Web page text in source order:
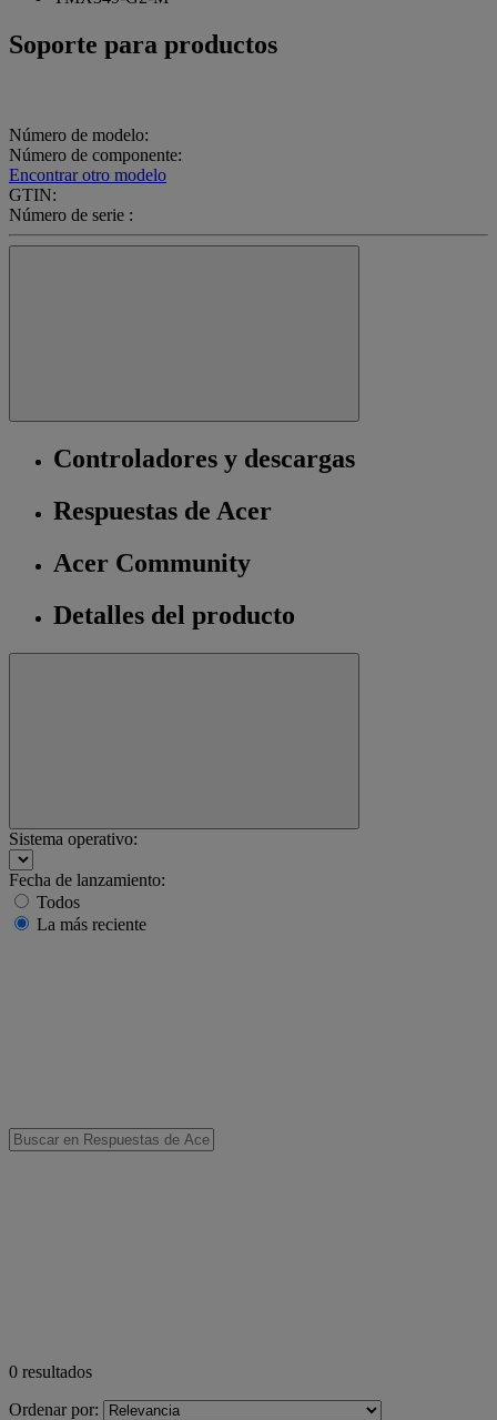
Soporte para productos
Número de modelo:
Número de componente:
Encontrar otro modelo
GTIN:
Número de serie :
Controladores y descargas
Respuestas de Acer
Acer Community
Detalles del producto
Sistema operativo:
Fecha de lanzamiento:
Todos
La más reciente
0 resultados
Ordenar por: